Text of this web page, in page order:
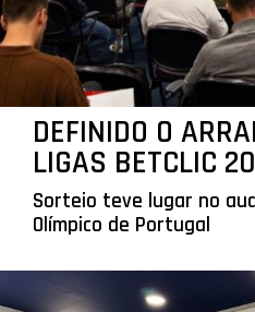
DEFINIDO O
LIGAS BETCLIC
Sorteio teve lugar no
Olímpico de Portugal